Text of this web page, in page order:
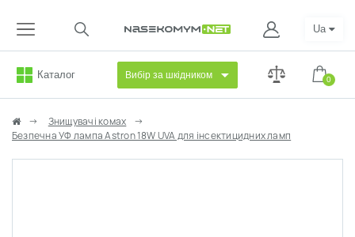
Каталог Вибір за шкідником 0
Ua
Знищувачі комах
Безпечна УФ лампа Astron 18W UVA для інсектицидних ламп